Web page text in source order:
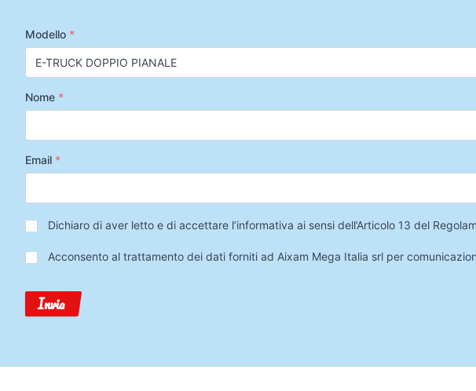
Modello *
Nome *
Email *
Privacy*
Dichiaro di aver letto e di accettare l’informativa ai sensi dell’Articolo 13 del
Trattamento
Dati
Acconsento al trattamento dei dati forniti ad Aixam Mega Italia srl per
Invia